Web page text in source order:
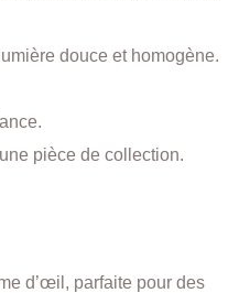
douce et homogène.
pièce de collection.
d’œil, parfaite pour des